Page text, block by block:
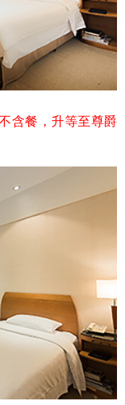
含餐，升等至尊爵